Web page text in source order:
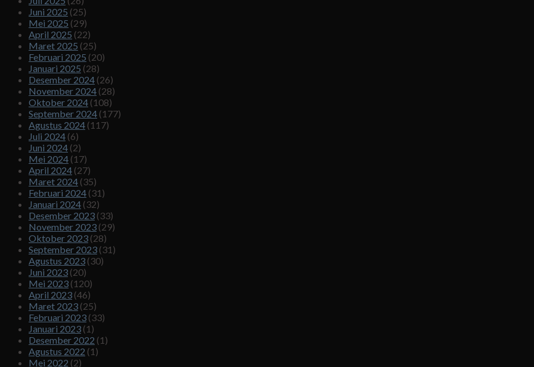
Juni 2025 (25)
Mei 2025 (29)
April 2025 (22)
Maret 2025 (25)
Februari 2025 (20)
Januari 2025 (28)
Desember 2024 (26)
November 2024 (28)
Oktober 2024 (108)
September 2024 (177)
Agustus 2024 (117)
Juli 2024 (6)
Juni 2024 (2)
Mei 2024 (17)
April 2024 (27)
Maret 2024 (35)
Februari 2024 (31)
Januari 2024 (32)
Desember 2023 (33)
November 2023 (29)
Oktober 2023 (28)
September 2023 (31)
Agustus 2023 (30)
Juni 2023 (20)
Mei 2023 (120)
April 2023 (46)
Maret 2023 (25)
Februari 2023 (33)
Januari 2023 (1)
Desember 2022 (1)
Agustus 2022 (1)
Mei 2022 (2)